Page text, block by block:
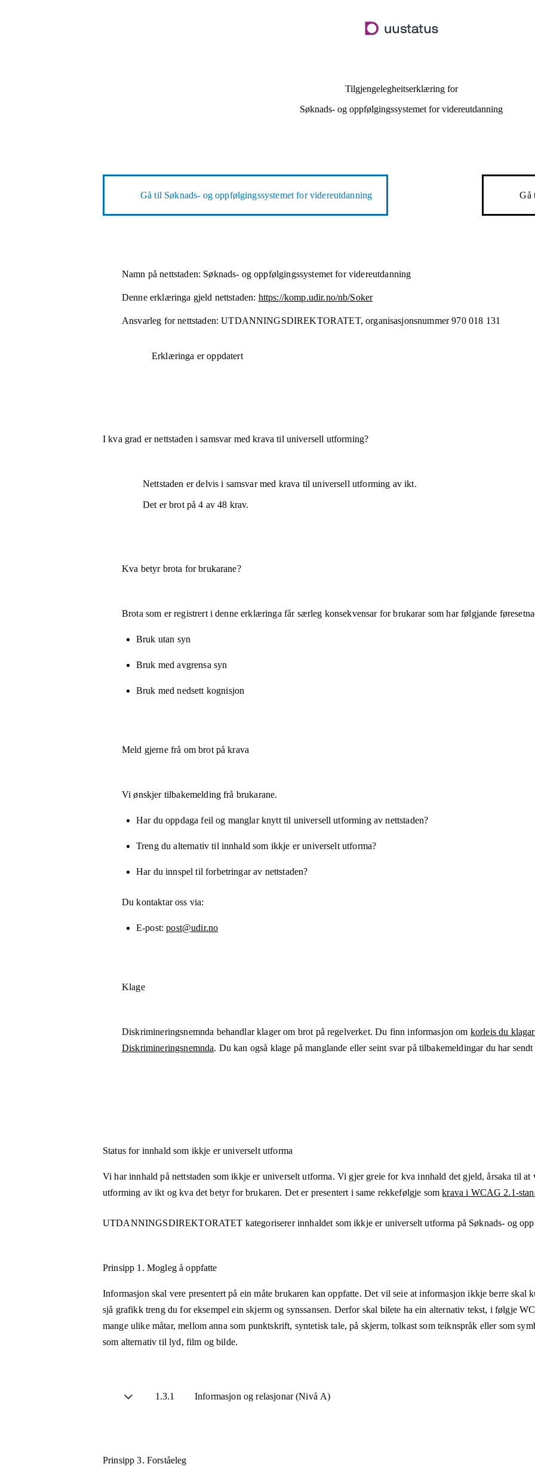
hovudinnhald
Tilgjengelegheitserklæring for
Søknads- og oppfølgingssystemet for videreutdanning
Gå til Søknads- og oppfølgingssystemet for videreutdanning
Namn på nettstaden: Søknads- og oppfølgingssystemet for videreutdanning
Denne erklæringa gjeld nettstaden: https://komp.udir.no/nb/Soker
Ansvarleg for nettstaden: UTDANNINGSDIREKTORATET,organisasjonsnummer 970 018 131
Erklæringa er oppdatert
I kva grad er nettstaden i samsvar med krava til universell utforming?
Nettstaden erdelvis i samsvarmed krava til universell utforming av ikt.
Det er brot på4 av48 krav.
Kva betyr brota for brukarane?
Brota som er registrert i denne erklæringa får særleg konsekvensar for brukarar som har følgjande
Bruk utan syn
Bruk med avgrensa syn
Bruk med nedsett kognisjon
Meld gjerne frå om brot på krava
Vi ønskjer tilbakemelding frå brukarane.
Har du oppdaga feil og manglar knytt til universell utforming av nettstaden?
Treng du alternativ til innhald som ikkje er universelt utforma?
Har du innspel til forbetringar av nettstaden?
Du kontaktar oss via:
E-post post@udir.no
Klage
Diskrimineringsnemnda behandlar klager om brot på regelverket. Du finn informasjon om korleis du
Diskrimineringsnemnda. Du kan også klage på manglande eller seint svar på tilbakemeldingar du har
Status for innhald som ikkje er universelt utforma
Vi har innhald på nettstaden som ikkje er universelt utforma. Vi gjer greie for kva innhald det gjeld, årsaka til
utforming av ikt og kva det betyr for brukaren. Det er presentert i same rekkefølgje somkrava i WCAG 2.1-
UTDANNINGSDIREKTORATET kategoriserer innhaldet som ikkje er universelt utforma på Søknads- og
Prinsipp 1. Mogleg å oppfatte
Informasjon skal vere presentert på ein måte brukaren kan oppfatte. Det vil seie at informasjon ikkje berre skal
sjå grafikk treng du for eksempel ein skjerm og synssansen. Derfor skal bilete ha ein alternativ tekst, i følgje
mange ulike måtar, mellom anna som punktskrift, syntetisk tale, på skjerm, tolkast som teiknspråk eller som
som alternativ til lyd, film og bilde.
1.3.1 Informasjon og relasjonar (Nivå A)
Prinsipp 3. Forståeleg